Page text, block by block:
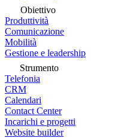
Obiettivo
Produttività
Comunicazione
Mobilità
Gestione e leadership
Strumento
Telefonia
CRM
Calendari
Contact Center
Incarichi e progetti
Website builder